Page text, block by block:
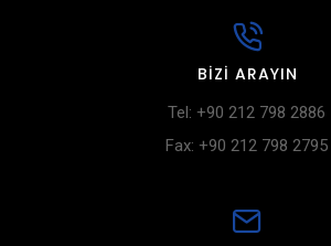
BIZI ARAYIN
Tel: +90 212 798 2886
Fax: +90 212 798 2795